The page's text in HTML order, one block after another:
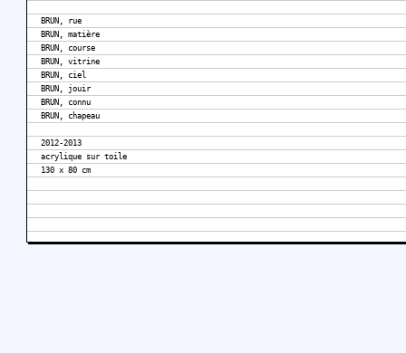
BRUN, rue
BRUN, matière
BRUN, course
BRUN, vitrine
BRUN, ciel
BRUN, jouir
BRUN, connu
BRUN, chapeau
2012-2013
acrylique sur toile
130 x 80 cm